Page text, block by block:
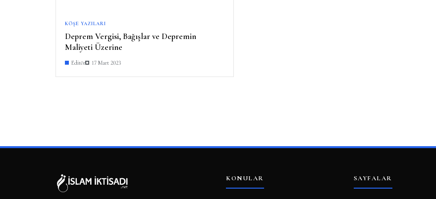
KÖŞE YAZILARI
Deprem Vergisi, Bağışlar ve Depremin
Maliyeti Üzerine
Editör 17 Mart 2023
KONULAR SAYFALAR